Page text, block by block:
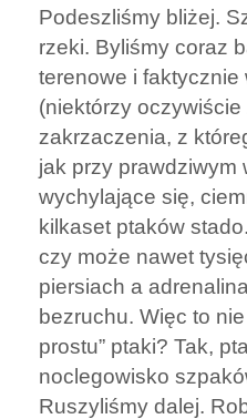
Podeszliśmy bliżej.
rzeki. Byliśmy coraz
terenowe i faktycznie
(niektórzy
zakrzaczenia, z
jak przy prawdziwym
wychylające się,
kilkaset ptaków
czy może nawet
piersiach a
bezruchu. Więc to
prostu” ptaki? Tak,
noclegowisko
Ruszyliśmy dalej.